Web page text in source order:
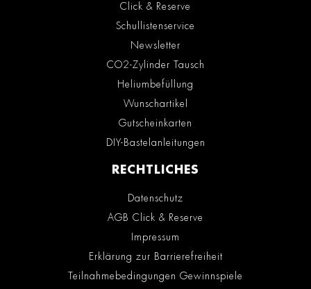
Click & Reserve
Schullistenservice
Newsletter
CO2-Zylinder Tausch
Heliumbefüllung
Wunschartikel
Gutscheinkarten
DIY-Bastelanleitungen
RECHTLICHES
Datenschutz
AGB Click & Reserve
Impressum
Erklärung zur Barrierefreiheit
Teilnahmebedingungen Gewinnspiele